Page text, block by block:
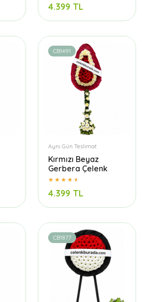
4.399 TL
CB1491
Aynı Gün Teslimat
Kırmızı Beyaz
Gerbera Çelenk
4.399 TL
CB1877